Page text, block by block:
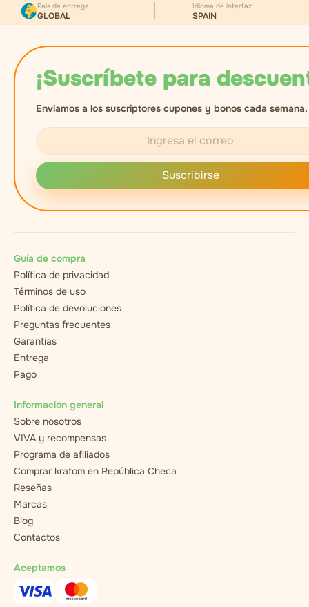
¡Suscríbete para
Enviamos a los suscriptores cupones y bonos cada semana.
Suscribirse
País de entrega
GLOBAL
Idioma de interfaz
SPAIN
Guía de compra
Política de privacidad
Términos de uso
Política de devoluciones
Preguntas frecuentes
Garantías
Entrega
Pago
Información general
Sobre nosotros
VIVA y recompensas
Programa de afiliados
Comprar kratom en República Checa
Reseñas
Marcas
Blog
Contactos
Aceptamos